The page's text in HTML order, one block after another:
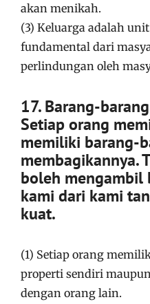
akan menikah.
(3) Keluarga adalah
fundamental dari
perlindungan oleh
17. Barang-
Setiap orang
memiliki barang-
membagikannya.
boleh mengambil
kami dari kami
kuat.
(1) Setiap orang
properti sendiri
dengan orang lain.